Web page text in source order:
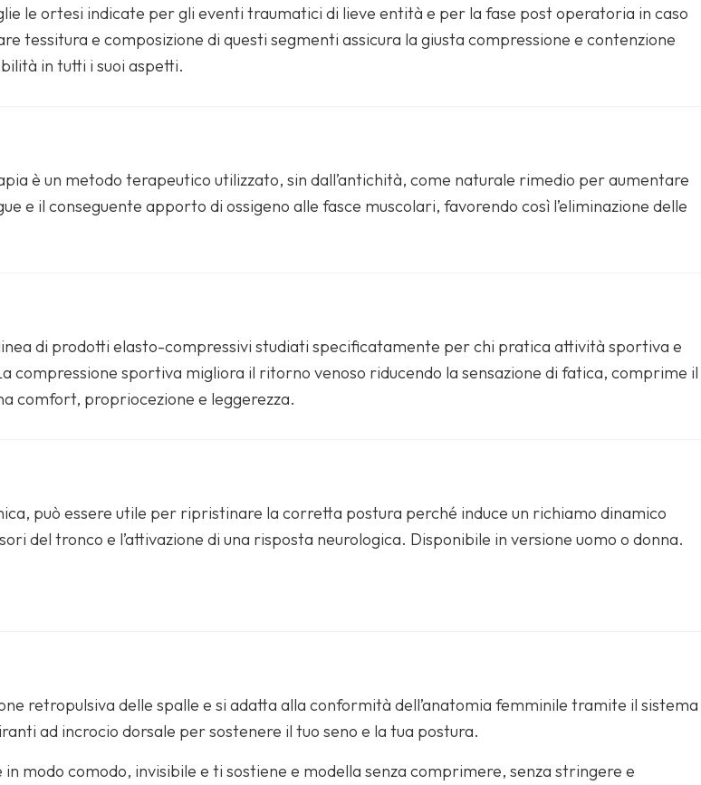
le ortesi indicate per gli eventi traumatici di lieve entità e per la fase post operatoria in caso
tessitura e composizione di questi segmenti assicura la giusta compressione e contenzione
in tutti i suoi aspetti.
è un metodo terapeutico utilizzato, sin dall’antichità, come naturale rimedio per aumentare
e il conseguente apporto di ossigeno alle fasce muscolari, favorendo così l’eliminazione delle
linea di prodotti elasto-compressivi studiati specificatamente per chi pratica attività sportiva e
compressione sportiva migliora il ritorno venoso riducendo la sensazione di fatica, comprime il
comfort, propriocezione e leggerezza.
può essere utile per ripristinare la corretta postura perché induce un richiamo dinamico
del tronco e l’attivazione di una risposta neurologica. Disponibile in versione uomo o donna.
retropulsiva delle spalle e si adatta alla conformità dell’anatomia femminile tramite il sistema
ad incrocio dorsale per sostenere il tuo seno e la tua postura.
modo comodo, invisibile e ti sostiene e modella senza comprimere, senza stringere e